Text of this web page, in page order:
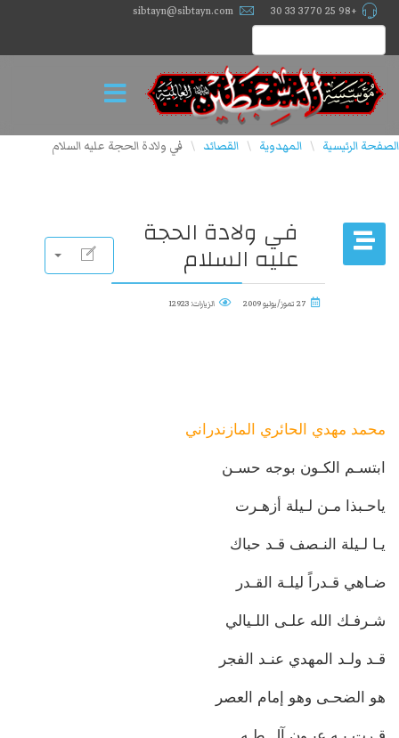
+98 25 3770 33 30
sibtayn@sibtayn.com
الصفحة الرئيسية \ المهدوية \ القصائد \ في ولادة الحجة عليه السلام
في ولادة الحجة
عليه السلام
27 تموز/يوليو 2009 الزيارات: 12923
محمد مهدي الحائري المازندراني
ابتسـم الكـون بوجه حسـن
ياحـبذا مـن لـيلة أزهـرت
يـا لـيلة النـصف قـد حباك
ضـاهي قـدراً ليلـة القـدر
شـرفـك الله علـى اللـيالي
قـد ولـد المهدي عنـد الفجر
هو الضحـى وهو إمام العصر